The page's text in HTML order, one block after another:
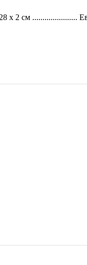
x 2 см ......................